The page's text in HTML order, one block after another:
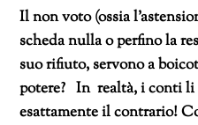
Il non voto (ossia
scheda nulla o perfino la
suo rifiuto, servono a
potere? In realtà, i conti li
esattamente il contrario!